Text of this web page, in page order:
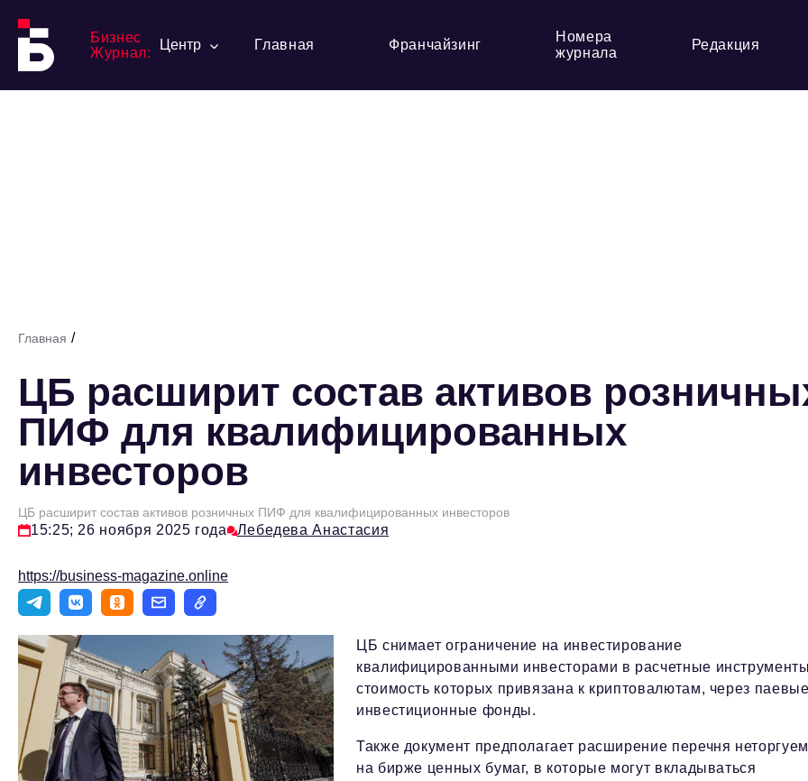
Бизнес
Журнал:
Центр Главная Франчайзинг
Номера
журнала
Редакция
Главная /
ЦБ расширит состав активов
ПИФ для квалифицированных
инвесторов
ЦБ расширит состав активов розничных ПИФ для квалифицированных инвесторов
15:25; 26 ноября 2025 года Лебедева Анастасия
https://business-magazine.online
ЦБ снимает ограничение на инвестирование
квалифицированными инвесторами в расчетные
стоимость которых привязана к криптовалютам, через паевые
инвестиционные фонды.
Также документ предполагает расширение перечня
на бирже ценных бумаг, в которые могут вкладываться